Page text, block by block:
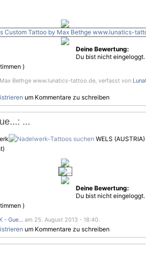
)
Deine Bewertung:
Du bist nicht eingeloggt.
Bethge www.lunatics-tattoo.de, verfasst von
um Kommentare zu schreiben
...
WELS (AUSTRIA)
)
Deine Bewertung:
Du bist nicht eingeloggt.
- Gue... am 25. August 2013 - 18:40.
um Kommentare zu schreiben